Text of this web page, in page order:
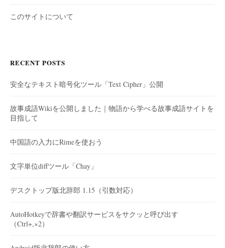
このサイトについて
RECENT POSTS
安全なテキスト暗号化ツール「Text Cipher」公開
故事成語Wikiを公開しました｜物語から学べる故事成語サイトを
目指して
中国語の入力にRimeを使おう
文字単位diffツール「Chay」
デスクトップ版北辞郎 1.15（引数対応）
AutoHotkeyで辞書や翻訳サービスをサクッと呼び出す
（Ctrl+,×2）